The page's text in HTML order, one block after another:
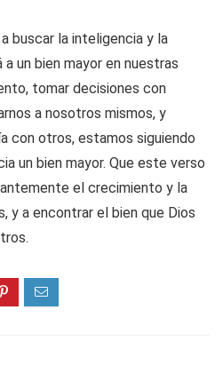
buscar la inteligencia y la
un bien mayor en nuestras
tomar decisiones con
a nosotros mismos, y
con otros, estamos siguiendo
un bien mayor. Que este verso
el crecimiento y la
y a encontrar el bien que Dios